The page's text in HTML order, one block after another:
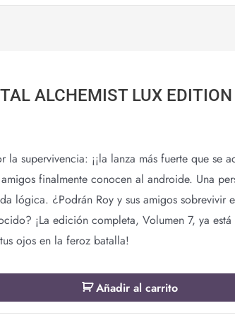
ALCHEMIST LUX
la supervivencia: ¡¡la lanza más fuerte que se
finalmente conocen al androide. Una
lógica. ¿Podrán Roy y sus amigos sobrevivir
¡La edición completa, Volumen 7, ya
ojos en la feroz batalla!
Añadir al carrito